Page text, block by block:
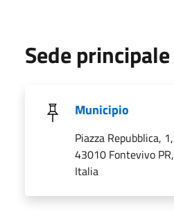
Sede principale
Municipio
Piazza Repubblica, 1,
43010 Fontevivo PR,
Italia